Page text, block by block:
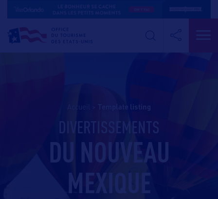
template listing
DIVERTISSEMENTS
DU NOUVEAU
MEXIQUE